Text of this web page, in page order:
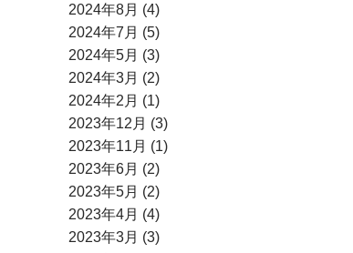
2024年8月 (4)
2024年7月 (5)
2024年5月 (3)
2024年3月 (2)
2024年2月 (1)
2023年12月 (3)
2023年11月 (1)
2023年6月 (2)
2023年5月 (2)
2023年4月 (4)
2023年3月 (3)